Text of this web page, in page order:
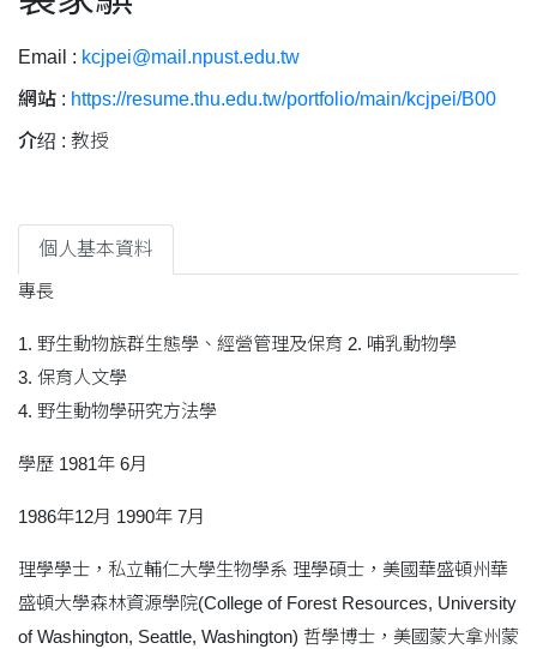
Email : kcjpei@mail.npust.edu.tw
網站 : https://resume.thu.edu.tw/portfolio/main/kcjpei/B00
介绍 : 教授
個人基本資料
專長
1. 野生動物族群生態學、經營管理及保育 2. 哺乳動物學
3. 保育人文學
4. 野生動物學研究方法學
學歷 1981年 6月
1986年12月 1990年 7月
理學學士，私立輔仁大學生物學系 理學碩士，美國華盛頓州華
盛頓大學森林資源學院(College of Forest Resources, University
of Washington, Seattle, Washington) 哲學博士，美國蒙大拿州蒙